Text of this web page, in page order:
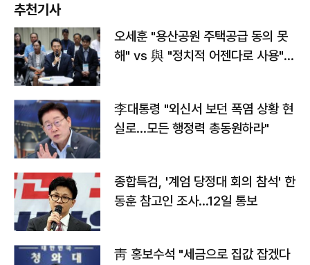
추천기사
오세훈 "용산공원 주택공급 동의 못
해" vs 與 "정치적 어젠다로 사용"
李대통령 "외신서 보던 폭염 상황 현
실로…모든 행정력 총동원하라"
종합특검, '계엄 당정대 회의 참석' 한
동훈 참고인 조사...12일 통보
靑 홍보수석 "세금으로 집값 잡겠다